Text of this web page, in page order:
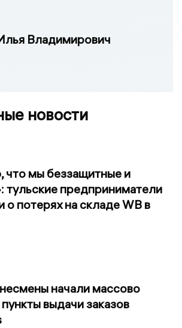
Владимирович
новости
что мы беззащитные и
тульские предприниматели
о потерях на складе WB в
начали массово
выдачи заказов